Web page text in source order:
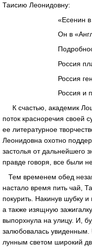
Таисию Леонидовну:
«Есенин в
Он в «Англетер»
Подробностей
Россия плачет
Россия гения
Россия и
К счастью, академик
поток красноречия своей
ее литературное
Леонидовна охотно
застолья от дальнейшего
правде говоря, все были
Тем временем обед
настало время пить чай,
покурить. Накинув шубку и
а также изящную
выпорхнула на улицу. И,
залюбовалась увиденным.
лунным светом широкий